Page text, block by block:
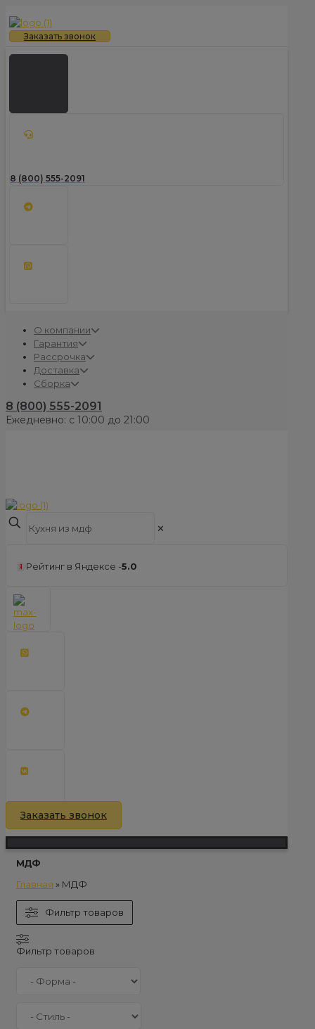
Заказать звонок
8 (800) 555-2091
О компании
Гарантия
Рассрочка
Доставка
Сборка
8 (800) 555-2091
Ежедневно: с 10:00 до 21:00
✕
Рейтинг в Яндексе -5.0
Заказать звонок
МДФ
Главная » МДФ
Фильтр товаров
Фильтр товаров